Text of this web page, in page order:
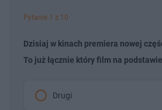
Pytanie 1 z 10
Dzisiaj w kinach premiera nowej
To już łącznie który film na
Drugi